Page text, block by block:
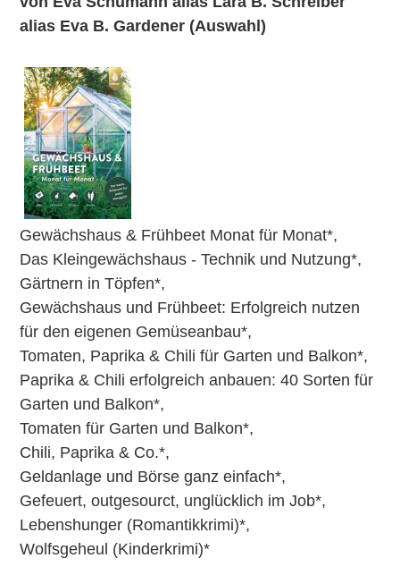
alias Eva B. Gardener (Auswahl)
Gewächshaus & Frühbeet Monat für Monat*,
Das Kleingewächshaus - Technik und Nutzung*,
Gärtnern in Töpfen*,
Gewächshaus und Frühbeet: Erfolgreich nutzen
für den eigenen Gemüseanbau*,
Tomaten, Paprika & Chili für Garten und Balkon*,
Paprika & Chili erfolgreich anbauen: 40 Sorten für
Garten und Balkon*,
Tomaten für Garten und Balkon*,
Chili, Paprika & Co.*,
Geldanlage und Börse ganz einfach*,
Gefeuert, outgesourct, unglücklich im Job*,
Lebenshunger (Romantikkrimi)*,
Wolfsgeheul (Kinderkrimi)*